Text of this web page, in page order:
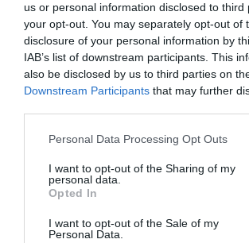
us or personal information disclosed to third
your opt-out. You may separately opt-out of
disclosure of your personal information by
IAB’s list of downstream participants. This
also be disclosed by us to third parties on
Downstream Participants that may further
Personal Data Processing Opt Outs
I want to opt-out of the Sharing of my
personal data.
Opted In
I want to opt-out of the Sale of my
Personal Data.
Ο ΚΑΙΡΟΣ